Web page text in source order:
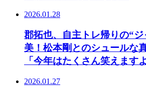
2026.01.28
郡拓也、自主トレ帰りの“
美！松本剛とのシュールな
「今年はたくさん笑えます
2026.01.27